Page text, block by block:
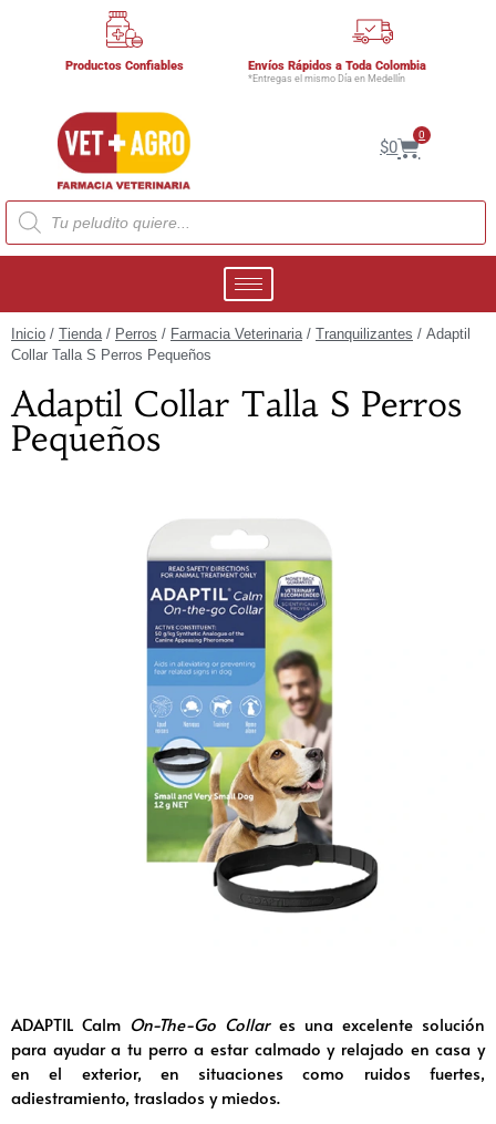
Productos Confiables Envíos Rápidos a Toda Colombia
*Entregas el mismo Día en Medellín
$0
0
Inicio / Tienda/ Perros / Farmacia Veterinaria/ Tranquilizantes / Adaptil
Collar Talla S Perros Pequeños
Adaptil Collar Talla S Perros
Pequeños
ADAPTIL Calm On-The-Go Collares una excelente solución
para ayudar a tu perro a estar calmado y relajado en casa y
en el exterior, en situaciones como ruidos fuertes,
adiestramiento, traslados y miedos.